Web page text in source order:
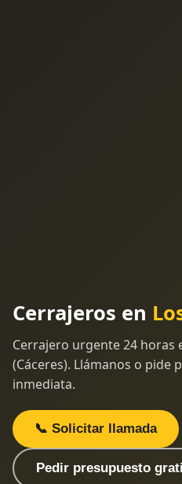
Cerrajeros en
Cerrajero urgente 24 horas
(Cáceres). Llámanos o
inmediata.
📞 Solicitar llamada
Pedir presupuesto